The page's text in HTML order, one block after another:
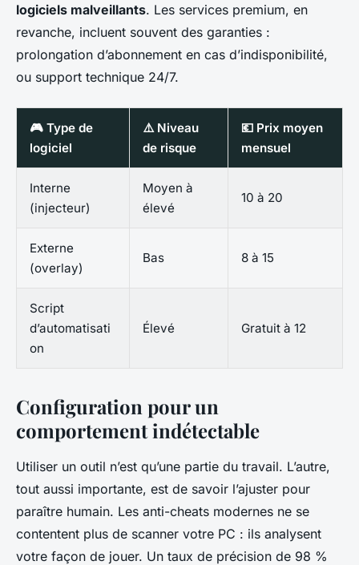
logiciels malveillants. Les services premium, en
revanche, incluent souvent des garanties :
prolongation d’abonnement en cas d’indisponibilité,
ou support technique 24/7.
🎮 Type de
logiciel
⚠️ Niveau
de risque
💶 Prix moyen
mensuel
Interne
(injecteur)
Moyen à
élevé
10 à 20
Externe
(overlay)
Bas 8 à 15
Script
d’automatisati
on
Élevé Gratuit à 12
Configuration pour un
comportement indétectable
Utiliser un outil n’est qu’une partie du travail. L’autre,
tout aussi importante, est de savoir l’ajuster pour
paraître humain. Les anti-cheats modernes ne se
contentent plus de scanner votre PC : ils analysent
votre façon de jouer. Un taux de précision de 98 %